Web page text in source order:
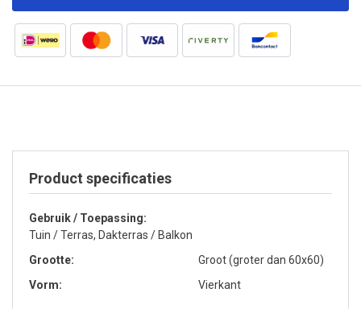
Product specificaties
Gebruik / Toepassing
Tuin / Terras, Dakterras / Balkon
Grootte
Groot (groter dan 60x60)
Vorm
Vierkant